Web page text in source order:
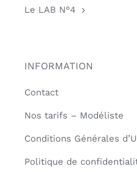
Le LAB N°4
INFORMATION
Contact
Nos tarifs – Modéliste
Conditions Générales
Politique de